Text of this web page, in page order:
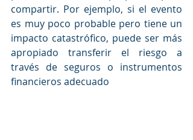
compartir. Por ejemplo, si el evento
es muy poco probable pero tiene un
impacto catastrófico, puede ser más
apropiado transferir el riesgo a
través de seguros o instrumentos
financieros adecuado